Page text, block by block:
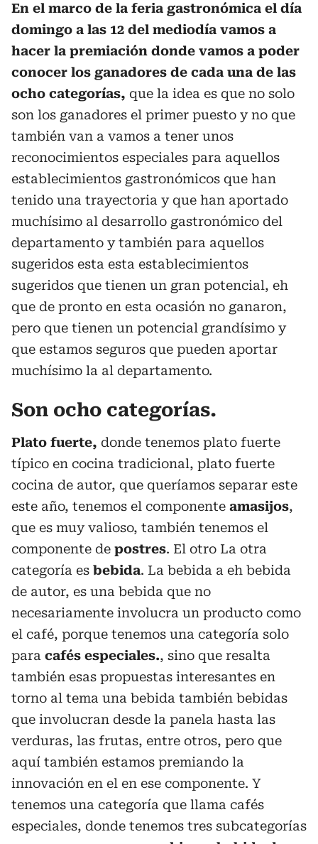
En el marco de la feria gastronómica el día
domingo a las 12 del mediodía vamos a
hacer la premiación donde vamos a poder
conocer los ganadores de cada una de las
ocho categorías, que la idea es que no solo
son los ganadores el primer puesto y no que
también van a vamos a tener unos
reconocimientos especiales para aquellos
establecimientos gastronómicos que han
tenido una trayectoria y que han aportado
muchísimo al desarrollo gastronómico del
departamento y también para aquellos
sugeridos esta esta establecimientos
sugeridos que tienen un gran potencial, eh
que de pronto en esta ocasión no ganaron,
pero que tienen un potencial grandísimo y
que estamos seguros que pueden aportar
muchísimo la al departamento.
Son ocho categorías.
Plato fuerte, donde tenemos plato fuerte
típico en cocina tradicional, plato fuerte
cocina de autor, que queríamos separar este
este año, tenemos el componente amasijos,
que es muy valioso, también tenemos el
componente de postres. El otro La otra
categoría es bebida. La bebida a eh bebida
de autor, es una bebida que no
necesariamente involucra un producto como
el café, porque tenemos una categoría solo
para cafés especiales., sino que resalta
también esas propuestas interesantes en
torno al tema una bebida también bebidas
que involucran desde la panela hasta las
verduras, las frutas, entre otros, pero que
aquí también estamos premiando la
innovación en el en ese componente. Y
tenemos una categoría que llama cafés
especiales, donde tenemos tres subcategorías